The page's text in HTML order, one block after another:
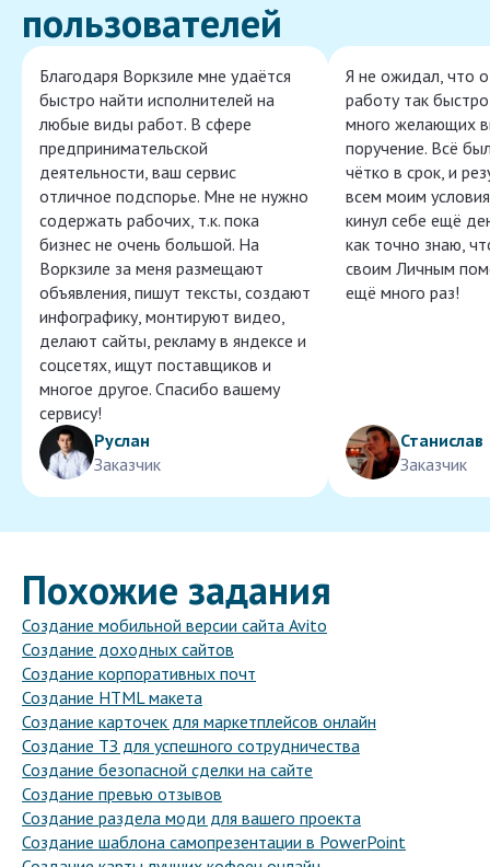
пользователей
Благодаря Воркзиле мне удаётся
быстро найти исполнителей на
любые виды работ. В сфере
предпринимательской
деятельности, ваш сервис
отличное подспорье. Мне не нужно
содержать рабочих, т.к. пока
бизнес не очень большой. На
Воркзиле за меня размещают
объявления, пишут тексты, создают
инфографику, монтируют видео,
делают сайты, рекламу в яндексе и
соцсетях, ищут поставщиков и
многое другое. Спасибо вашему
сервису!
Руслан
Заказчик
Я не ожидал, что
работу так
много желающих
поручение. Всё
чётко в срок, и
всем моим
кинул себе ещё
как точно знаю,
своим Личным
ещё много раз!
Станислав
Заказчик
Похожие задания
Создание мобильной версии сайта Avito
Создание доходных сайтов
Создание корпоративных почт
Создание HTML макета
Создание карточек для маркетплейсов онлайн
Создание ТЗ для успешного сотрудничества
Создание безопасной сделки на сайте
Создание превью отзывов
Создание раздела моди для вашего проекта
Создание шаблона самопрезентации в PowerPoint